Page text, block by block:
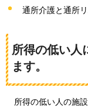
通所介護と通所
所得の低い人
ます。
所得の低い人の施